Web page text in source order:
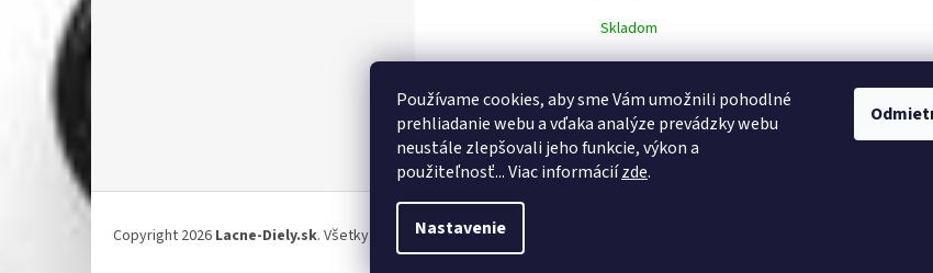
Používame cookies, aby sme Vám umožnili pohodlné
prehliadanie webu a vďaka analýze prevádzky webu
neustále zlepšovali jeho funkcie, výkon a
použiteľnosť... Viac informáciízde.
Nastavenie
Skladom
Do košíka
Copyright 2026 Lacne-Diely.sk. Všetky práva vyhradené.